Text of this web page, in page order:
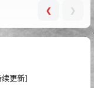
❮ ❯
更新]